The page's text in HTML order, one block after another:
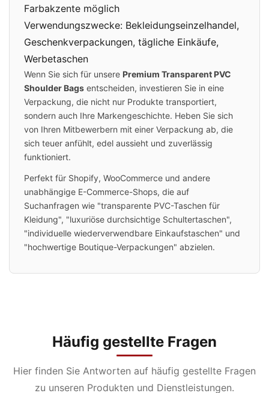
Farbakzente möglich
Verwendungszwecke: Bekleidungseinzelhandel,
Geschenkverpackungen, tägliche Einkäufe,
Werbetaschen
Wenn Sie sich für unsere Premium Transparent PVC
Shoulder Bags entscheiden, investieren Sie in eine
Verpackung, die nicht nur Produkte transportiert,
sondern auch Ihre Markengeschichte. Heben Sie sich
von Ihren Mitbewerbern mit einer Verpackung ab, die
sich teuer anfühlt, edel aussieht und zuverlässig
funktioniert.
Perfekt für Shopify, WooCommerce und andere
unabhängige E-Commerce-Shops, die auf
Suchanfragen wie "transparente PVC-Taschen für
Kleidung", "luxuriöse durchsichtige Schultertaschen",
"individuelle wiederverwendbare Einkaufstaschen" und
"hochwertige Boutique-Verpackungen" abzielen.
Häufig gestellte Fragen
Hier finden Sie Antworten auf häufig gestellte Fragen
zu unseren Produkten und Dienstleistungen.